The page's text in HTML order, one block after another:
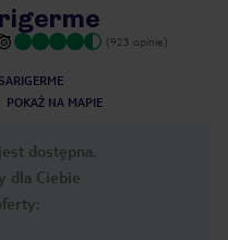
(923 opinie)
POKAŻ NA MAPIE
dostępna.
dla Ciebie